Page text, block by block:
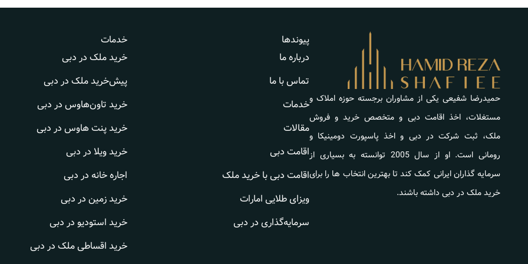
حمیدرضا شفیعی یکی از مشاوران برجسته حوزه املاک و
مستغلات، اخذ اقامت دبی و متخصص خرید و فروش
ملک، ثبت شرکت در دبی و اخذ پاسپورت دومینیکا و
رومانی است. او از سال 2005 توانسته به بسیاری از
سرمایه گذاران ایرانی کمک کند تا بهترین انتخاب ها را برای
خرید ملک در دبی داشته باشند.
پیوندها
درباره ما
تماس با ما
خدمات
مقالات
اقامت دبی
اقامت دبی با خرید ملک
ویزای طلایی امارات
سرمایه‌گذاری در دبی
خدمات
خرید ملک در دبی
پیش‌خرید ملک در دبی
خرید تاون‌هاوس در دبی
خرید پنت هاوس در دبی
خرید ویلا در دبی
اجاره خانه در دبی
خرید زمین در دبی
خرید استودیو در دبی
خرید اقساطی ملک در دبی